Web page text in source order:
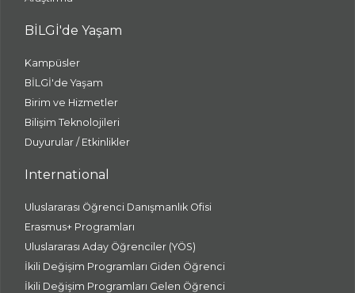
BİLGİ'de Yaşam
Kampüsler
BİLGİ'de Yaşam
Birim ve Hizmetler
Bilişim Teknolojileri
Duyurular / Etkinlikler
International
Uluslararası Öğrenci Danışmanlık Ofisi
Erasmus+ Programları
Uluslararası Aday Öğrenciler (YÖS)
İkili Değişim Programları Giden Öğrenci
İkili Değişim Programları Gelen Öğrenci